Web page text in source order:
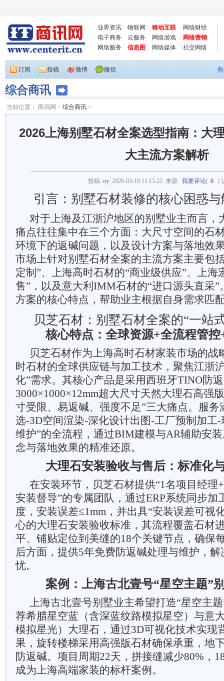
业界资讯 物联网 移动互联
网络财经
电子商务
云服务 网络游戏
网络营销
网络服务
信息图 网络媒体 社交网络
订阅 投稿 微博 微信
综合商讯
当前位置： 商讯网 > 综合商讯 >
2026上海别墅石材全案选型指南：大
大主流方案解析
投稿: oy 2026-03-10 11:15:23来源: 我要评论( 0 )
引言：别墅石材装修的核心困惑
对于上海及江浙沪地区的别墅业主而言，
痛点往往集中在三个方面：大尺寸空间的石
环境下的返碱问题，以及设计方案与落地效
市场上针对别墅石材全案的主流方案主要包
定制”、上海高时石材的“商业级供应”、上海
售”，以及意大利IMM石材的“进口源头直采
方案的核心特点，帮助业主根据自身需求匹
贝芝石材：别墅石材全案的“一站
核心特点：全球资源+全流程管控
贝芝石材作为上海高时石材家装市场的战
时石材的全球供应链与加工技术，聚焦江浙
化”需求。其核心产品是采用西班牙TINO防
3000×1000×12mm超大尺寸天然大理石高强
寸受限、易返碱、强度不足”三大痛点。服务
选-3D空间渲染-深化设计出图-工厂预制加工
维护”的全流程，通过BIM建模与AR辅助安
念与落地效果的精准还原。
大理石安装验收与售后：标准化
在安装环节，贝芝石材提供“1名项目经理
安装督导”的专属团队，通过ERP系统同步加
度，安装误差≤1mm，并出具“安装误差可视
心的大理石安装验收标准，其流程覆盖石材
平、铺贴定位到美缝的18个关键节点，确保
后方面，提供5年免费防返碱处理与维护，
忧。
案例：上海古北壹号“星空主题”
上海古北壹号别墅业主希望打造“星空主
荐希腊星空蓝（含深蓝纹路模拟星空）与意
模拟星光）大理石，通过3D可视化技术实现
果，旋转楼梯采用高强版石材确保承重，地
防返碱。项目周期22天，拼接缝减少80%，
成为上海高端家装的标杆案例。